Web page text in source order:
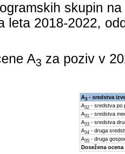
skupin
leta 2018-2022,
A3 za poziv v
A3- sredstva
A32- sredstva po
A31 - sredstva
A33- sredstva
A34 - druga
A35- druga
Dosežena ocena